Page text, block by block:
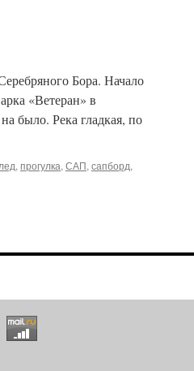
Бора. Начало
«Ветеран» в
было. Река гладкая, по
, прогулка, САП, сапборд,